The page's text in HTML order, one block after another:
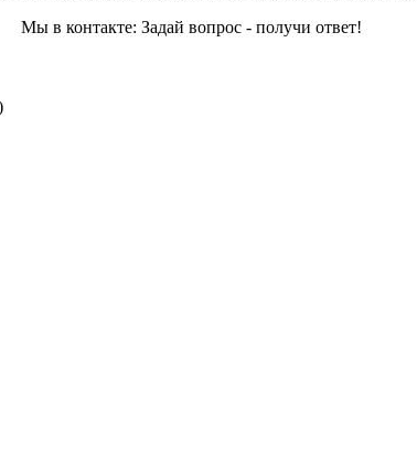
Мы в контакте: Задай вопрос - получи ответ!